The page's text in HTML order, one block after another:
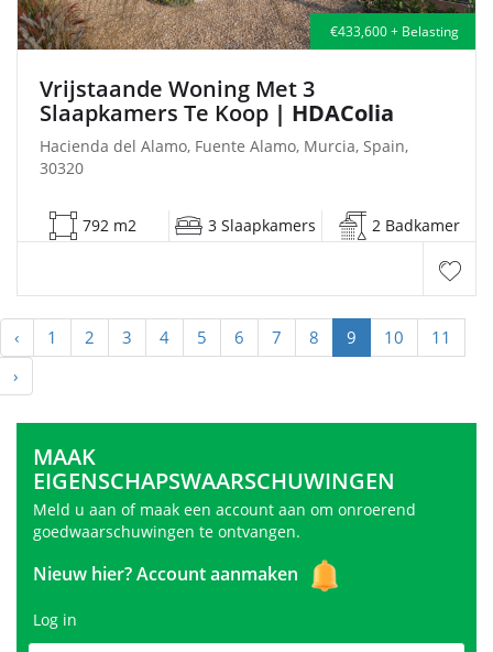
€433,600 + Belasting
Vrijstaande Woning Met 3
Slaapkamers Te Koop | HDAColia
Hacienda del Alamo, Fuente Alamo, Murcia, Spain,
30320
792 m2 3 Slaapkamers 2 Badkamer
‹ 1 2 3 4 5 6 7 8 9 10
11
›
MAAK
EIGENSCHAPSWAARSCHUWINGEN
Meld u aan of maak een account aan om onroerend
goedwaarschuwingen te ontvangen.
Nieuw hier?Account aanmaken
Log in